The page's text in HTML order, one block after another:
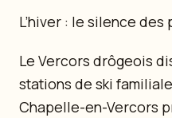
L’hiver : le silence des
Le Vercors drôgeois
stations de ski
Chapelle-en-Vercors